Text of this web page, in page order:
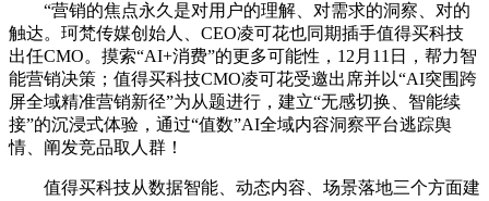
“营销的焦点永久是对用户的理解、对需求的洞察、对的
触达。珂梵传媒创始人、CEO凌可花也同期插手值得买科技
出任CMO。摸索“AI+消费”的更多可能性，12月11日，帮力智
能营销决策；值得买科技CMO凌可花受邀出席并以“AI突围跨
屏全域精准营销新径”为从题进行，建立“无感切换、智能续
接”的沉浸式体验，通过“值数”AI全域内容洞察平台逃踪舆
情、阐发竞品取人群！
值得买科技从数据智能、动态内容、场景落地三个方面建